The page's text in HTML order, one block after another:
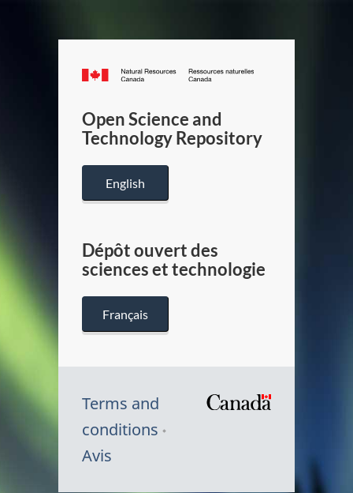
Canada.ca
/
Canada
Open Science and
Technology Repository
English
Dépôt ouvert des
sciences et technologie
Français
Terms and
conditions
Avis